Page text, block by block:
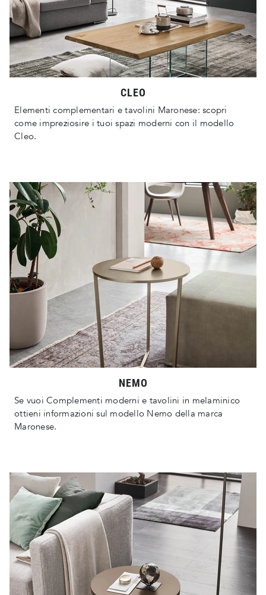
CLEO
Elementi complementari e tavolini Maronese: scopri
come impreziosire i tuoi spazi moderni con il modello
Cleo.
NEMO
Se vuoi Complementi moderni e tavolini in melaminico
ottieni informazioni sul modello Nemo della marca
Maronese.